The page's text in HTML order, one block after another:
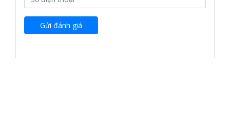
Gửi đánh giá